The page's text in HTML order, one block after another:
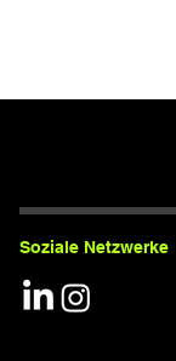
Soziale Netzwerke